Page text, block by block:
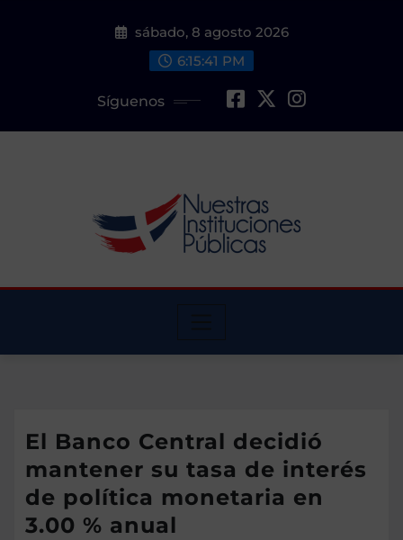
sábado, 8 agosto 2026
6:15:42 PM
Síguenos
El Banco Central decidió
mantener su tasa de interés
de política monetaria en
3.00 % anual